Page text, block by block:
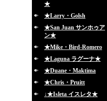
★
★Larry・Golsh
★San Juan サンホゥア
ン★
★Mike・Bird-Romero
★Laguna ラグーナ★
★Duane・Maktima
★Chris・Pruitt
↓★Isleta イスレタ★